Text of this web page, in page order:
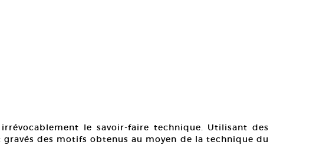
le savoir-faire technique. Utilisant des
des motifs obtenus au moyen de la technique du